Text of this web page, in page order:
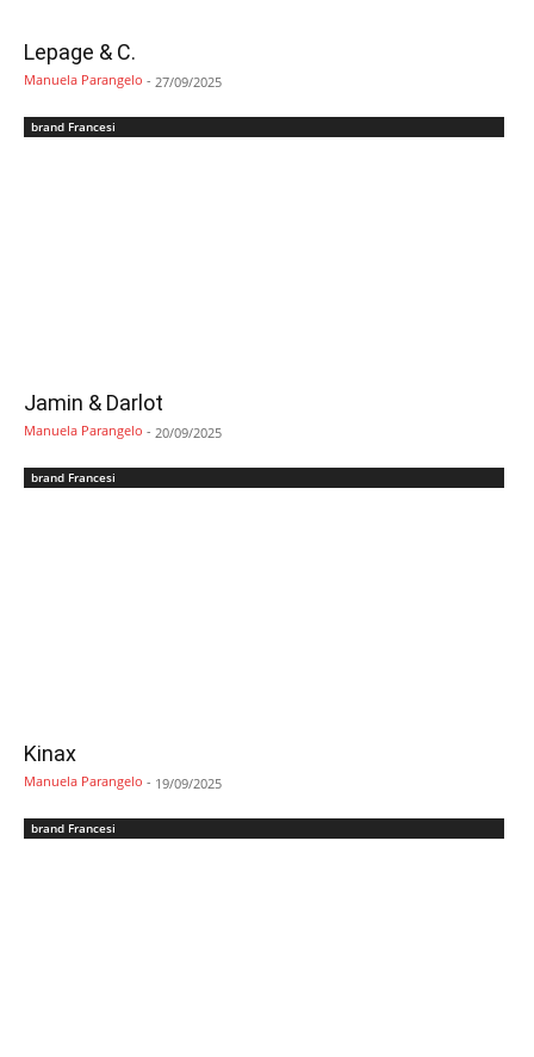
Lepage & C.
Manuela Parangelo - 27/09/2025
brand Francesi
Jamin & Darlot
Manuela Parangelo - 20/09/2025
brand Francesi
Kinax
Manuela Parangelo - 19/09/2025
brand Francesi